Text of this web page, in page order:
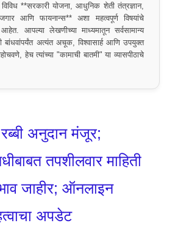
**सरकारी योजना, आधुनिक शेती तंत्रज्ञान,
आणि फायनान्स** अशा महत्वपूर्ण विषयांचे
आपल्या लेखणीच्या माध्यमातून सर्वसामान्य
अत्यंत अचूक, विश्वासार्ह आणि उपयुक्त
हेच त्यांच्या "कामाची बातमी" या व्यासपीठाचे
रब्बी अनुदान मंजूर;
तपशीलवार माहिती
जाहीर; ऑनलाइन
अपडेट